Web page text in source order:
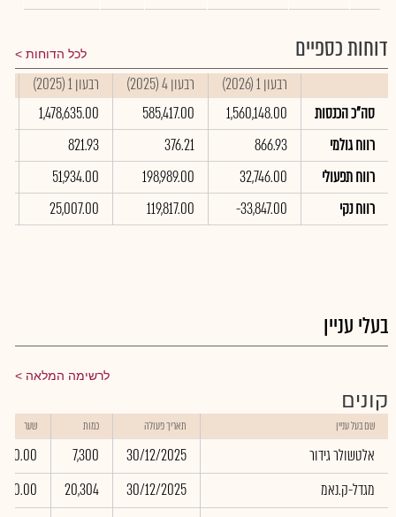
דוחות כספיים לכל הדוחות
רבעון 1 (2026) רבעון 4 (2025) רבעון 1 (2025)
סה"כ הכנסות
1,560,148.00
585,417.00
1,478,635.00
רווח גולמי
866.93
376.21
821.93
רווח תפעולי
32,746.00
198,989.00
51,934.00
רווח נקי
-33,847.00
119,817.00
25,007.00
בעלי עניין
לרשימה המלאה
קונים
שם בעל עניין תאריך פעולה כמות שער
אלטשולר גידור 30/12/2025
7,300
0.00
מגדל-ק.נאמ
30/12/2025
20,304
0.00